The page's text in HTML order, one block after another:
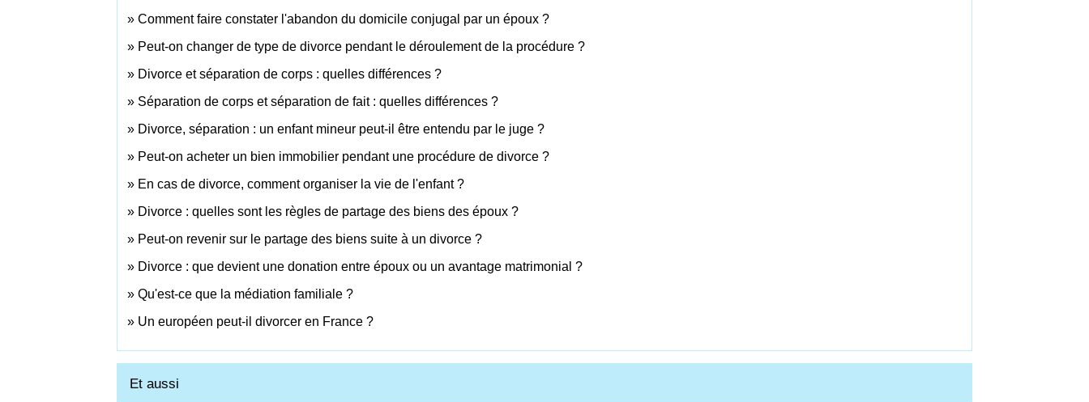
Comment faire constater l'abandon du domicile conjugal par un époux ?
Peut-on changer de type de divorce pendant le déroulement de la procédure ?
Divorce et séparation de corps : quelles différences ?
Séparation de corps et séparation de fait : quelles différences ?
Divorce, séparation : un enfant mineur peut-il être entendu par le juge ?
Peut-on acheter un bien immobilier pendant une procédure de divorce ?
En cas de divorce, comment organiser la vie de l'enfant ?
Divorce : quelles sont les règles de partage des biens des époux ?
Peut-on revenir sur le partage des biens suite à un divorce ?
Divorce : que devient une donation entre époux ou un avantage matrimonial ?
Qu'est-ce que la médiation familiale ?
Un européen peut-il divorcer en France ?
Et aussi